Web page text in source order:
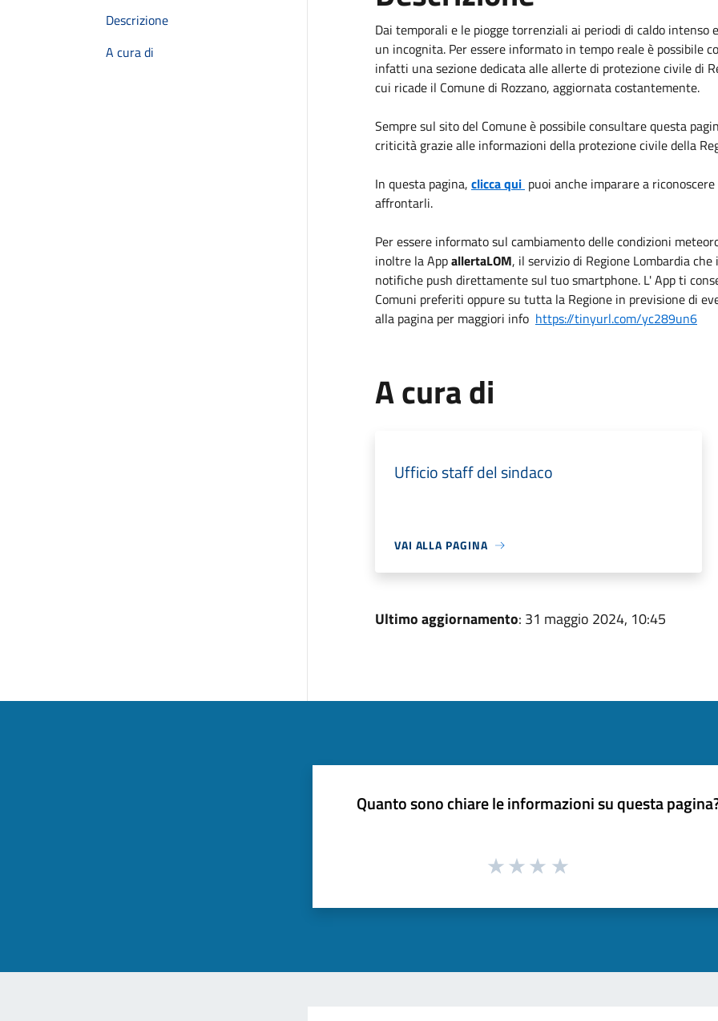
Descrizione
A cura di
Dai temporali e le piogge torrenziali ai periodi di caldo
un incognita. Per essere informato in tempo reale è possibile
infatti una sezione dedicata alle allerte di protezione civile di
cui ricade il Comune di Rozzano, aggiornata costantemente.
Sempre sul sito del Comune è possibile consultare questa
criticità grazie alle informazioni della protezione civile della
In questa pagina, clicca qui puoi anche imparare a
affrontarli.
Per essere informato sul cambiamento delle condizioni
inoltre la AppallertaLOM, il servizio di Regione Lombardia
notifiche push direttamente sul tuo smartphone. L' App ti
Comuni preferiti oppure su tutta la Regione in previsione di
alla pagina per maggiori info https://tinyurl.com/yc289un6
A cura di
Ufficio staff del sindaco
VAI ALLA PAGINA
Ultimo aggiornamento: 31 maggio 2024, 10:45
Quanto sono chiare le informazioni su questa